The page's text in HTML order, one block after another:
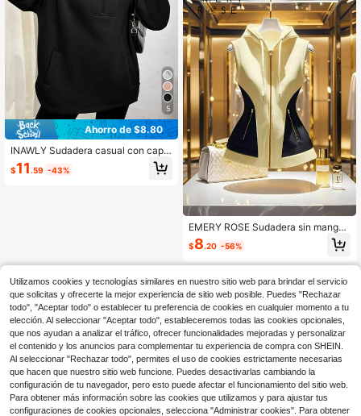
5
Ahorro de $8.80
INAWLY Sudadera casual con capu
cha y media cremallera de unicolor
para mujer
$11 .59 -43%
EMERY ROSE Sudadera sin mangas
con cremallera y bloques de color p
ara mujer
$8.20 -56%
Utilizamos cookies y tecnologías similares en nuestro sitio web para brindar el servicio
que solicitas y ofrecerte la mejor experiencia de sitio web posible. Puedes "Rechazar
todo", "Aceptar todo" o establecer tu preferencia de cookies en cualquier momento a tu
elección. Al seleccionar "Aceptar todo", estableceremos todas las cookies opcionales,
que nos ayudan a analizar el tráfico, ofrecer funcionalidades mejoradas y personalizar
el contenido y los anuncios para complementar tu experiencia de compra con SHEIN.
Al seleccionar "Rechazar todo", permites el uso de cookies estrictamente necesarias
que hacen que nuestro sitio web funcione. Puedes desactivarlas cambiando la
configuración de tu navegador, pero esto puede afectar el funcionamiento del sitio web.
Para obtener más información sobre las cookies que utilizamos y para ajustar tus
configuraciones de cookies opcionales, selecciona "Administrar cookies". Para obtener